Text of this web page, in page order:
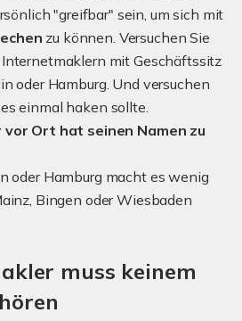
"greifbar" sein, um sich mit
zu können. Versuchen Sie
mit Geschäftssitz
oder Hamburg. Und versuchen
einmal haken sollte.
vor Ort hat seinen Namen zu
oder Hamburg macht es wenig
Bingen oder Wiesbaden
muss keinem